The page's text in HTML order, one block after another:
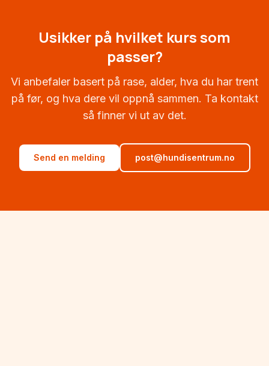
Usikker på hvilket kurs som
passer?
Vi anbefaler basert på rase, alder, hva du har trent
på før, og hva dere vil oppnå sammen. Ta kontakt
så finner vi ut av det.
Send en melding post@hundisentrum.no